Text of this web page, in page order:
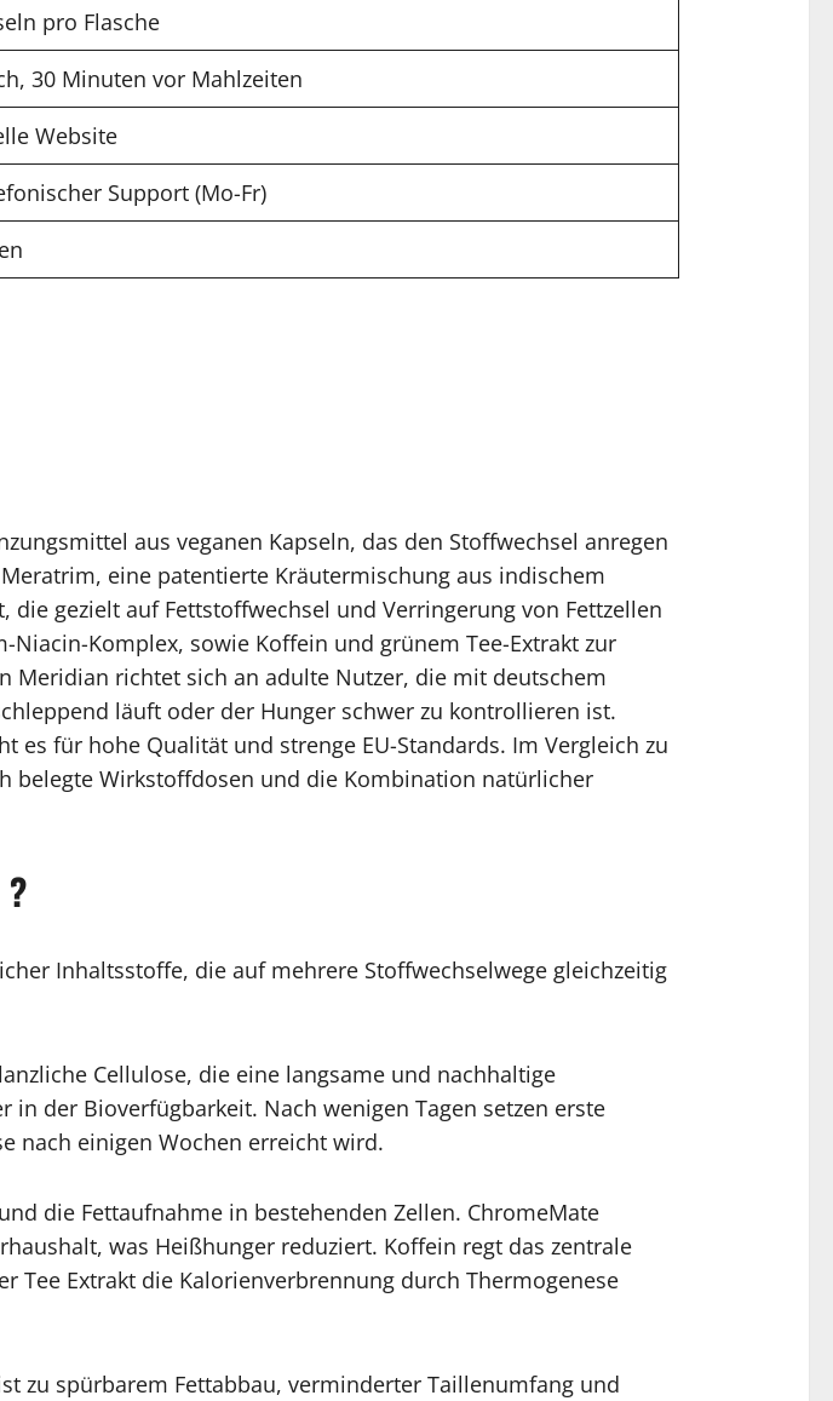
pro Flasche
30 Minuten vor Mahlzeiten
Website
Support (Mo-Fr)
aus veganen Kapseln, das den Stoffwechsel anregen
eine patentierte Kräutermischung aus indischem
gezielt auf Fettstoffwechsel und Verringerung von Fettzellen
Komplex, sowie Koffein und grünem Tee-Extrakt zur
Meridian richtet sich an adulte Nutzer, die mit deutschem
läuft oder der Hunger schwer zu kontrollieren ist.
es für hohe Qualität und strenge EU-Standards. Im Vergleich zu
belegte Wirkstoffdosen und die Kombination natürlicher
Inhaltsstoffe, die auf mehrere Stoffwechselwege gleichzeitig
Cellulose, die eine langsame und nachhaltige
der Bioverfügbarkeit. Nach wenigen Tagen setzen erste
nach einigen Wochen erreicht wird.
die Fettaufnahme in bestehenden Zellen. ChromeMate
was Heißhunger reduziert. Koffein regt das zentrale
Tee Extrakt die Kalorienverbrennung durch Thermogenese
zu spürbarem Fettabbau, verminderter Taillenumfang und